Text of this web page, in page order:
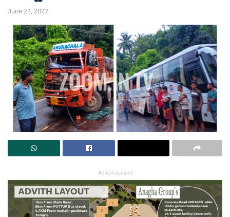
June 24, 2022
Advertisement